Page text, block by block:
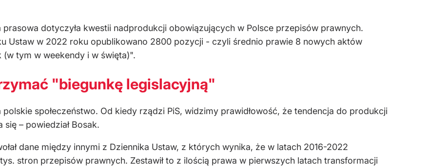
dotyczyła kwestii nadprodukcji obowiązujących w Polsce przepisów prawnych.
Ustaw w 2022 roku opublikowano 2800 pozycji - czyli średnio prawie 8 nowych aktów
tym w weekendy i w święta)".
"biegunkę legislacyjną"
społeczeństwo. Od kiedy rządzi PiS, widzimy prawidłowość, że tendencja do produkcji
– powiedział Bosak.
dane między innymi z Dziennika Ustaw, z których wynika, że w latach 2016-2022
stron przepisów prawnych. Zestawił to z ilością prawa w pierwszych latach transformacji